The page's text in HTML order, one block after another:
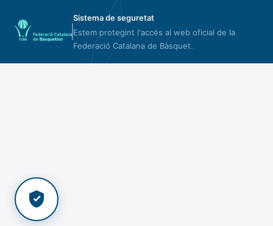
Sistema de seguretat
Estem protegint l'accés al web oficial de la
Federació Catalana de Bàsquet.